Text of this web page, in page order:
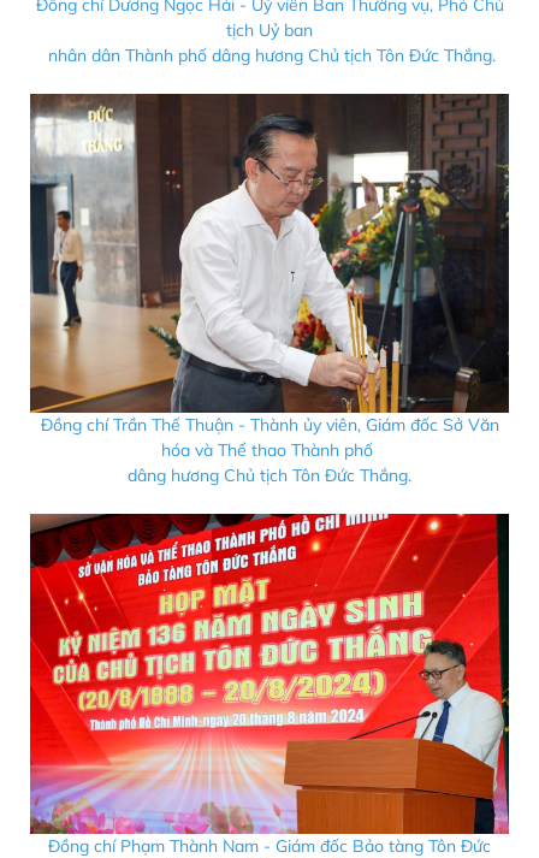
Đồng chí Dương Ngọc Hải - Uỷ viên Ban Thường vụ, Phó Chủ
tịch Uỷ ban
nhân dân Thành phố dâng hương Chủ tịch Tôn Đức Thắng.
Đồng chí Trần Thế Thuận - Thành ủy viên, Giám đốc Sở Văn
hóa và Thể thao Thành phố
dâng hương Chủ tịch Tôn Đức Thắng.
Đồng chí Phạm Thành Nam - Giám đốc Bảo tàng Tôn Đức